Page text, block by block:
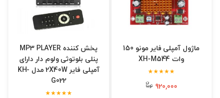
ماژول آمپلی فایر مونو 150
وات XH-M544
★★★★★
920,000
پخش کننده MP3 PLAYER
پنلی بلوتوثی ولوم دار دارای
آمپلی فایر 2X40W مدل KH-
G022
★★★★★